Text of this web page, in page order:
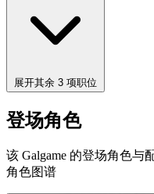
展开其余 3 项职位
登场角色
该 Galgame 的登场角色与
角色图谱